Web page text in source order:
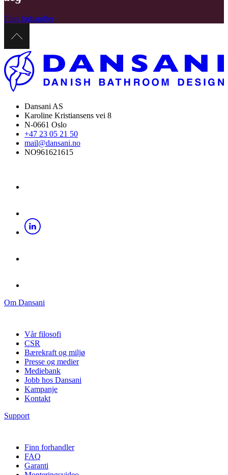
Finn forhandler
Dansani AS
Karoline Kristiansens vei 8
N-0661 Oslo
+47 23 05 21 50
mail@dansani.no
NO961621615
Om Dansani
Vår filosofi
CSR
Bærekraft og miljø
Presse og medier
Mediebank
Jobb hos Dansani
Kampanje
Kontakt
Support
Finn forhandler
FAQ
Garanti